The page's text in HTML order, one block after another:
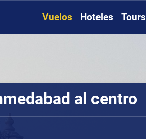
Vuelos Hoteles Tours
al centro